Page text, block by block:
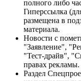
полного либо
Гиперссылка
размещена в
материала.
Новости с
"Заявление",
"Тест-драйв",
правах рекламы.
Раздел